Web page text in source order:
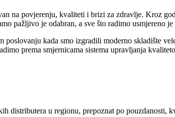
na povjerenju, kvaliteti i brizi za zdravlje. Kroz
pažljivo je odabran, a sve što radimo usmjereno
poslovanju kada smo izgradili moderno skladište
prema smjernicama sistema upravljanja
distributera u regionu, prepoznat po pouzdanosti,